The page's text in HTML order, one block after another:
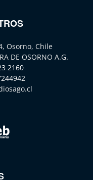
Osorno, Chile
DE OSORNO A.G.
2160